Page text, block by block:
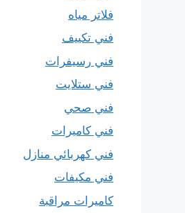
فلاتر مياه
فني تكييف
فني رسيفرات
فني ستلايت
فني صحي
فني كاميرات
فني كهربائي منازل
فني مكيفات
كاميرات مراقبة